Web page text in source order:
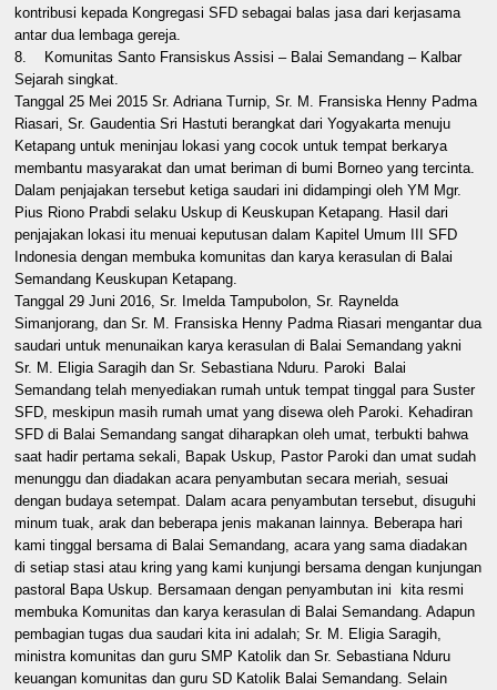
kontribusi kepada Kongregasi SFD sebagai balas jasa dari kerjasama
antar dua lembaga gereja.
8. Komunitas Santo Fransiskus Assisi – Balai Semandang – Kalbar
Sejarah singkat.
Tanggal 25 Mei 2015 Sr. Adriana Turnip, Sr. M. Fransiska Henny Padma
Riasari, Sr. Gaudentia Sri Hastuti berangkat dari Yogyakarta menuju
Ketapang untuk meninjau lokasi yang cocok untuk tempat berkarya
membantu masyarakat dan umat beriman di bumi Borneo yang tercinta.
Dalam penjajakan tersebut ketiga saudari ini didampingi oleh YM Mgr.
Pius Riono Prabdi selaku Uskup di Keuskupan Ketapang. Hasil dari
penjajakan lokasi itu menuai keputusan dalam Kapitel Umum III SFD
Indonesia dengan membuka komunitas dan karya kerasulan di Balai
Semandang Keuskupan Ketapang.
Tanggal 29 Juni 2016, Sr. Imelda Tampubolon, Sr. Raynelda
Simanjorang, dan Sr. M. Fransiska Henny Padma Riasari mengantar dua
saudari untuk menunaikan karya kerasulan di Balai Semandang yakni
Sr. M. Eligia Saragih dan Sr. Sebastiana Nduru. Paroki Balai
Semandang telah menyediakan rumah untuk tempat tinggal para Suster
SFD, meskipun masih rumah umat yang disewa oleh Paroki. Kehadiran
SFD di Balai Semandang sangat diharapkan oleh umat, terbukti bahwa
saat hadir pertama sekali, Bapak Uskup, Pastor Paroki dan umat sudah
menunggu dan diadakan acara penyambutan secara meriah, sesuai
dengan budaya setempat. Dalam acara penyambutan tersebut, disuguhi
minum tuak, arak dan beberapa jenis makanan lainnya. Beberapa hari
kami tinggal bersama di Balai Semandang, acara yang sama diadakan
di setiap stasi atau kring yang kami kunjungi bersama dengan kunjungan
pastoral Bapa Uskup. Bersamaan dengan penyambutan ini kita resmi
membuka Komunitas dan karya kerasulan di Balai Semandang. Adapun
pembagian tugas dua saudari kita ini adalah; Sr. M. Eligia Saragih,
ministra komunitas dan guru SMP Katolik dan Sr. Sebastiana Nduru
keuangan komunitas dan guru SD Katolik Balai Semandang. Selain